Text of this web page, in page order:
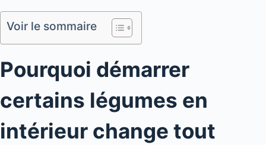
Voir le sommaire
Pourquoi démarrer
certains légumes en
intérieur change tout